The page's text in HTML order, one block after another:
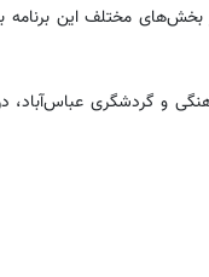
مختلف این برنامه
و گردشگری عباس‌آباد،